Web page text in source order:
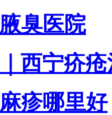
臭医院
西宁疥
疹哪里好